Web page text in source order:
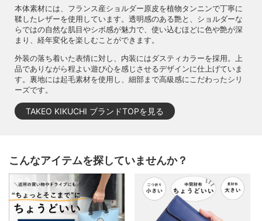
本体素材には、フランス産ショルダー原皮を植物タンニンで丁寧に
鞣したレザーを使用しています。透明感のある艶と、ショルダーな
らではの自然な肌目やシボ感が魅力で、使い込むほどに色や艶が深
まり、経年変化を楽しむことができます。
外装の落ち着いた表情に対し、内装にはダスティカラーを採用。上
品でありながら程よい遊び心を感じさせるデザインに仕上げていま
す。裏地には起毛素材を使用し、細部まで高級感にこだわったシリ
ーズです。
TAKEO KIKUCHI ブランドTOPを見る
こんなアイテムを探していませんか？